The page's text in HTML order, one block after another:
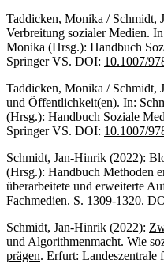
Taddicken, Monika / Schmidt,
Verbreitung sozialer Medien.
Monika (Hrsg.): Handbuch
Springer VS. DOI: 10.1007/
Taddicken, Monika / Schmidt,
und Öffentlichkeit(en). In:
(Hrsg.): Handbuch Soziale
Springer VS. DOI: 10.1007/
Schmidt, Jan-Hinrik (2022):
(Hrsg.): Handbuch Methoden
überarbeitete und erweiterte
Fachmedien. S. 1309-1320.
Schmidt, Jan-Hinrik (2022):
und Algorithmenmacht. Wie
prägen. Erfurt: